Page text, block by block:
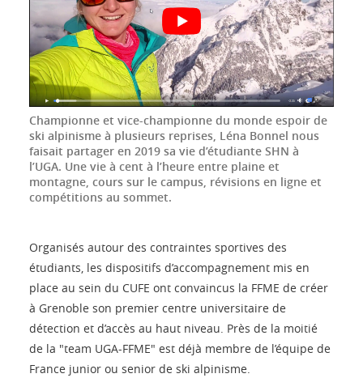
Championne et vice-championne du monde espoir de
ski alpinisme à plusieurs reprises, Léna Bonnel nous
faisait partager en 2019 sa vie d’étudiante SHN à
l’UGA. Une vie à cent à l’heure entre plaine et
montagne, cours sur le campus, révisions en ligne et
compétitions au sommet.
Organisés autour des contraintes sportives des
étudiants, les dispositifs d’accompagnement mis en
place au sein du CUFE ont convaincus la FFME de créer
à Grenoble son premier centre universitaire de
détection et d’accès au haut niveau. Près de la moitié
de la "team UGA-FFME" est déjà membre de l’équipe de
France junior ou senior de ski alpinisme.